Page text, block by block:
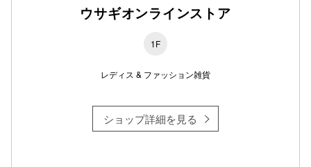
ウサギオンラインストア
1F
レディス & ファッション雑貨
ショップ詳細を見る